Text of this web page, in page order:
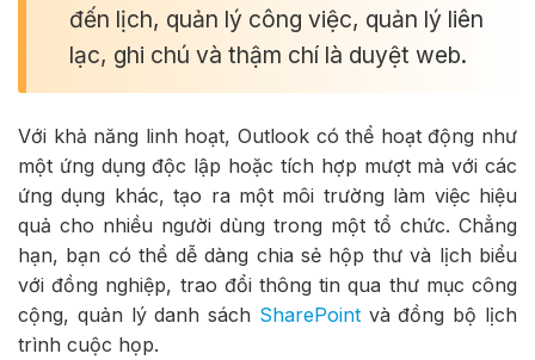
đến lịch, quản lý công việc, quản lý liên
lạc, ghi chú và thậm chí là duyệt web.
Với khả năng linh hoạt, Outlook có thể hoạt động như
một ứng dụng độc lập hoặc tích hợp mượt mà với các
ứng dụng khác, tạo ra một môi trường làm việc hiệu
quả cho nhiều người dùng trong một tổ chức. Chẳng
hạn, bạn có thể dễ dàng chia sẻ hộp thư và lịch biểu
với đồng nghiệp, trao đổi thông tin qua thư mục công
cộng, quản lý danh sách SharePointvà đồng bộ lịch
trình cuộc họp.